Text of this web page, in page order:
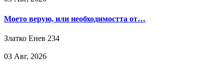
Моето верую, или необходимостта от…
Златко Енев 234
03 Авг, 2026